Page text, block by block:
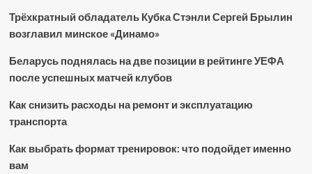
Трёхкратный обладатель Кубка Стэнли Сергей Брылин
возглавил минское «Динамо»
Беларусь поднялась на две позиции в рейтинге УЕФА
после успешных матчей клубов
Как снизить расходы на ремонт и эксплуатацию
транспорта
Как выбрать формат тренировок: что подойдет именно
вам